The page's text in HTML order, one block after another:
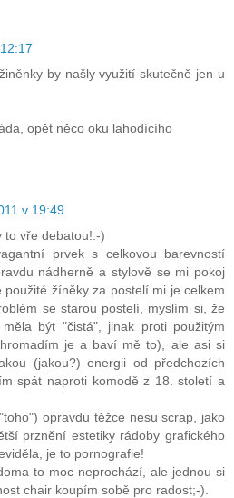
by našly využití skutečně jen u
opět něco oku lahodícího
v 19:49
to vře debatou!:-)
prvek s celkovou barevností
nádherně a stylově se mi pokoj
žíněky za postelí mi je celkem
se starou postelí, myslím si, že
být "čistá", jinak proti použitým
je a baví mě to), ale asi si
(jakou?) energii od předchozích
spát naproti komodě z 18. století a
opravdu těžce nesu scrap, jako
prznění estetiky rádoby grafického
je to pornografie!
to moc neprochází, ale jednou si
chair koupím sobě pro radost;-).